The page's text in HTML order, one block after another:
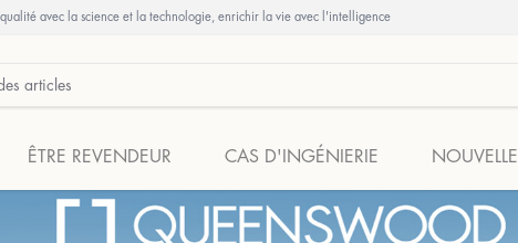
avec la science et la technologie, enrichir la vie avec l'intelligence
ÊTRE REVENDEUR CAS D'INGÉNIERIE